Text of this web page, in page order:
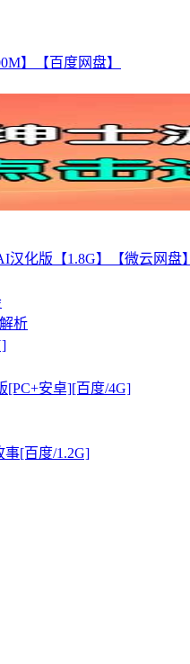
】【百度网盘】
汉化版【1.8G】【微云网盘】
析
[PC+安卓][百度/4G]
事[百度/1.2G]